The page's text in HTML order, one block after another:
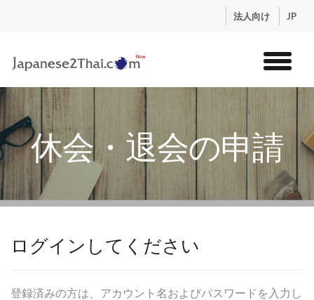
法人向け JP
トップ
サービス
コンテンツ
講師紹介
ログイン
休会・退会の申請
ログインしてください
登録済みの方は、アカウント名およびパスワードを入力し